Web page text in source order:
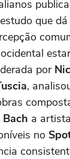
que dá
por
,
Bach a
no